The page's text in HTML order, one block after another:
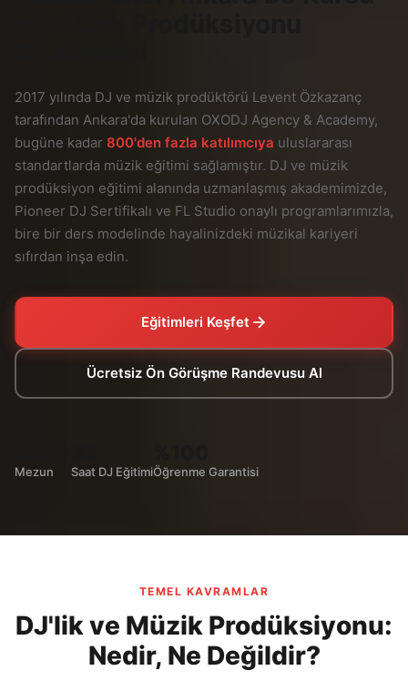
2017 yılında DJ ve müzik prodüktörü Levent Özkazanç
tarafından Ankara'da kurulan OXODJ Agency & Academy,
bugüne kadar 800'den fazla katılımcıya uluslararası
standartlarda müzik eğitimi sağlamıştır. DJ ve müzik
prodüksiyon eğitimi alanında uzmanlaşmış akademimizde,
Pioneer DJ Sertifikalı ve FL Studio onaylı programlarımızla,
bire bir ders modelinde hayalinizdeki müzikal kariyeri
sıfırdan inşa edin.
Eğitimleri Keşfet
Ücretsiz Ön Görüşme Randevusu Al
Mezun Saat DJ EğitimiÖğrenme Garantisi
TEMEL KAVRAMLAR
DJ'lik ve Müzik Prodüksiyonu:
Nedir, Ne Değildir?